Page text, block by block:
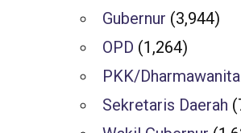
Gubernur (3,944)
OPD (1,264)
PKK/Dharmawanita
Sekretaris Daerah